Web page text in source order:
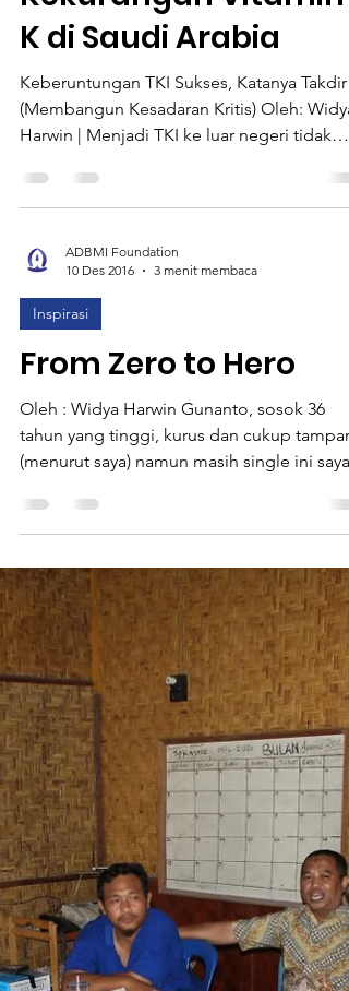
Seriati Menderita
Kekurangan Vitamin
K di Saudi Arabia
Keberuntungan TKI Sukses, Katanya Takdir
selalu...
10 Des 2016
3 menit membaca
Inspirasi
From Zero to Hero
Oleh : Widya Harwin Gunanto, sosok 36
ibaratkan...